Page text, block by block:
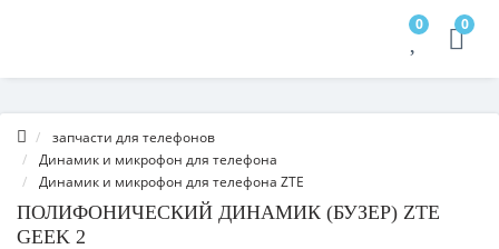
0 0
запчасти для телефонов
Динамик и микрофон для телефона
Динамик и микрофон для телефона ZTE
ПОЛИФОНИЧЕСКИЙ ДИНАМИК (БУЗЕР) ZTE
GEEK 2